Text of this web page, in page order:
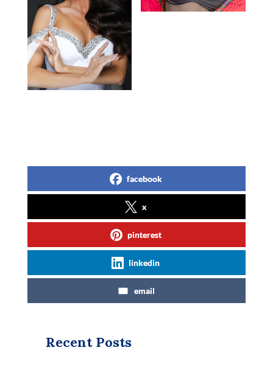
facebook
x
pinterest
linkedin
email
Recent Posts